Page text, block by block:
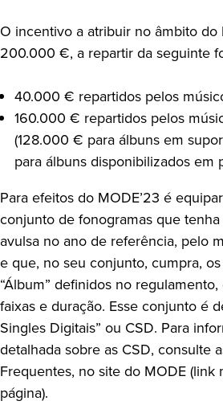
O incentivo a atribuir no âmbito do
200.000 €, a repartir da seguinte
40.000 € repartidos pelos
160.000 € repartidos pelos
(128.000 € para álbuns em
para álbuns disponibilizados em
Para efeitos do MODE’23 é
conjunto de fonogramas que
avulsa no ano de referência, pelo
e que, no seu conjunto, cumpra,
“Álbum” definidos no
faixas e duração. Esse conjunto é
Singles Digitais” ou CSD. Para
detalhada sobre as CSD, consulte
Frequentes, no site do MODE (link
página).